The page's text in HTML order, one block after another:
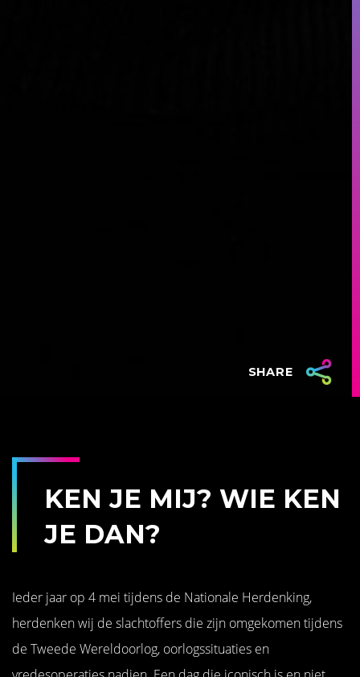
SHARE
KEN JE MIJ? WIE KEN
JE DAN?
Ieder jaar op 4 mei tijdens de Nationale Herdenking,
herdenken wij de slachtoffers die zijn omgekomen tijdens
de Tweede Wereldoorlog, oorlogssituaties en